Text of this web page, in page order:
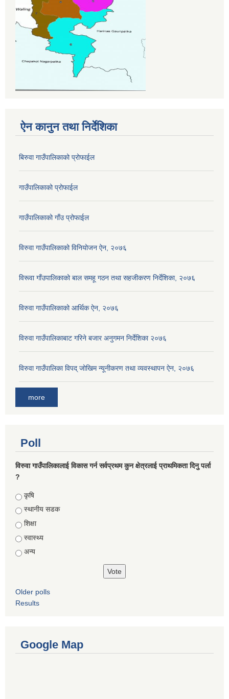
ऐन कानुन तथा निर्देशिका
बिरुवा गाउँपालिकाको प्रोफाईल
गाउँपालिकाको प्रोफाईल
गाउँपालिकाको गाँउ प्रोफाईल
विरुवा गाउँपालिकाको विनियोजन ऐन, २०७६
विरूवा गाँउपालिकाको बाल समहू गठन तथा सहजीकरण निर्देशिका, २०७६
विरुवा गाउँपालिकाको आर्थिक ऐन, २०७६
विरुवा गाउँपालिकाबाट गरिने बजार अनुगमन निर्देशिका २०७६
विरुवा गाउँपालिका विपद् जोखिम न्यूनीकरण तथा व्यवस्थापन ऐन, २०७६
more
Poll
विरुवा गाउँपालिकालाई विकास गर्न सर्वप्रथम कुन क्षेत्रलाई प्राथमिकता दिनु पर्ला
?
Choices
कृषि
स्थानीय सडक
शिक्षा
स्वास्थ्य
अन्य
Older polls
Results
Google Map